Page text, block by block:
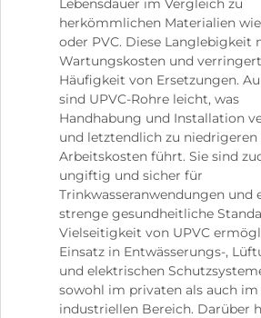
Lebensdauer im Vergleich zu
herkömmlichen Materialien
oder PVC. Diese Langlebigkeit
Wartungskosten und
Häufigkeit von Ersetzungen.
sind UPVC-Rohre leicht, was
Handhabung und Installation
und letztendlich zu niedrigeren
Arbeitskosten führt. Sie sind
ungiftig und sicher für
Trinkwasseranwendungen und
strenge gesundheitliche
Vielseitigkeit von UPVC
Einsatz in Entwässerungs-,
und elektrischen
sowohl im privaten als auch im
industriellen Bereich. Darüber